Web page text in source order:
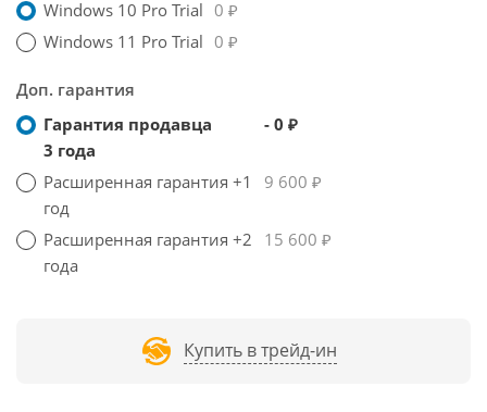
Windows 10 Pro Trial 0 ₽
Windows 11 Pro Trial 0 ₽
Доп. гарантия
Гарантия продавца
3 года
- 0 ₽
Расширенная гарантия +1
год
9 600 ₽
Расширенная гарантия +2
года
15 600 ₽
Купить в трейд-ин